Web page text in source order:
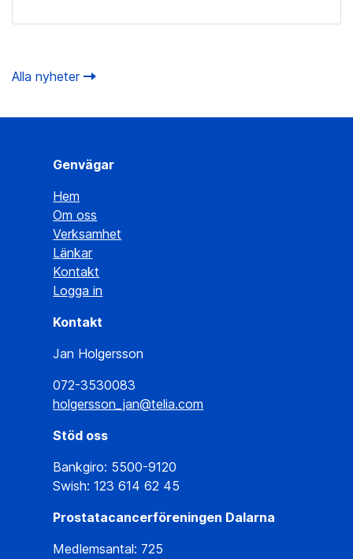
Alla nyheter
Genvägar
Hem
Om oss
Verksamhet
Länkar
Kontakt
Logga in
Kontakt
Jan Holgersson
072-3530083
holgersson_jan@telia.com
Stöd oss
Bankgiro: 5500-9120
Swish: 123 614 62 45
Prostatacancerföreningen Dalarna
Medlemsantal: 725